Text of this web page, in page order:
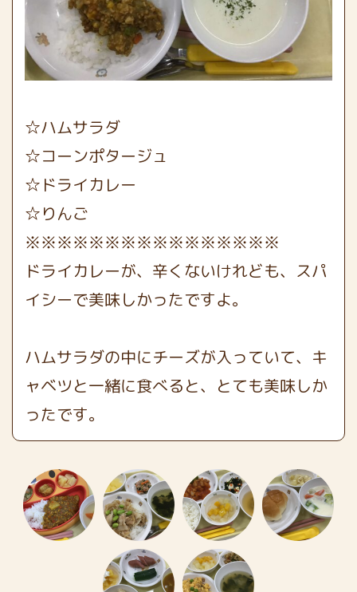
☆ハムサラダ
☆コーンポタージュ
☆ドライカレー
☆りんご
※※※※※※※※※※※※※※※※
ドライカレーが、辛くないけれども、スパ
イシーで美味しかったですよ。
ハムサラダの中にチーズが入っていて、キ
ャベツと一緒に食べると、とても美味しか
ったです。